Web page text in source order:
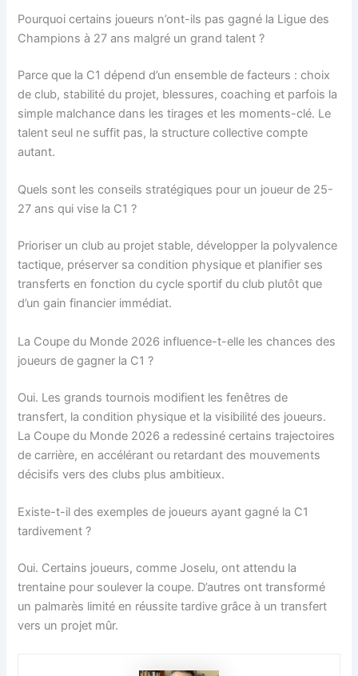
Pourquoi certains joueurs n’ont-ils pas gagné la Ligue des
Champions à 27 ans malgré un grand talent ?
Parce que la C1 dépend d’un ensemble de facteurs : choix
de club, stabilité du projet, blessures, coaching et parfois la
simple malchance dans les tirages et les moments-clé. Le
talent seul ne suffit pas, la structure collective compte
autant.
Quels sont les conseils stratégiques pour un joueur de 25-
27 ans qui vise la C1 ?
Prioriser un club au projet stable, développer la polyvalence
tactique, préserver sa condition physique et planifier ses
transferts en fonction du cycle sportif du club plutôt que
d’un gain financier immédiat.
La Coupe du Monde 2026 influence-t-elle les chances des
joueurs de gagner la C1 ?
Oui. Les grands tournois modifient les fenêtres de
transfert, la condition physique et la visibilité des joueurs.
La Coupe du Monde 2026 a redessiné certains trajectoires
de carrière, en accélérant ou retardant des mouvements
décisifs vers des clubs plus ambitieux.
Existe-t-il des exemples de joueurs ayant gagné la C1
tardivement ?
Oui. Certains joueurs, comme Joselu, ont attendu la
trentaine pour soulever la coupe. D’autres ont transformé
un palmarès limité en réussite tardive grâce à un transfert
vers un projet mûr.